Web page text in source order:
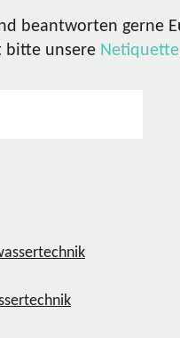
beantworten gerne
bitte unsere Netiquette